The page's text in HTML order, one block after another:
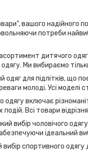
вашого надійного
потреби
дитячого
Ми вибираємо
одяг для підлітків, що
молоді. Усі моделі
включає
подій. Всі товари
вибір чоловічого
ідеальний
спортивного одягу